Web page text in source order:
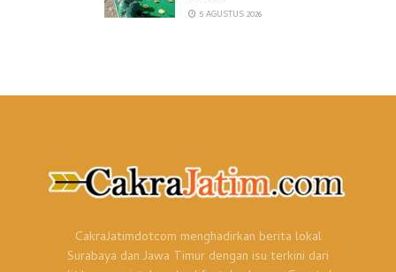
5 AGUSTUS 2026
CakraJatimdotcom menghadirkan berita lokal
Surabaya dan Jawa Timur dengan isu terkini dari